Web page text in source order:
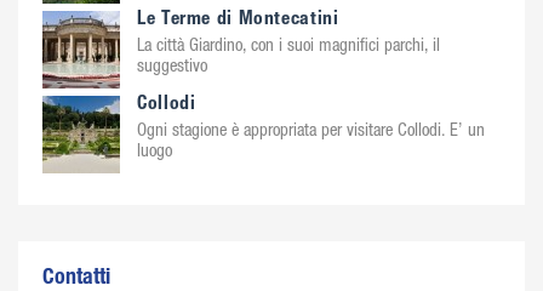
Le Terme di Montecatini
La città Giardino, con i suoi magnifici parchi, il
suggestivo
Collodi
Ogni stagione è appropriata per visitare Collodi. E’ un
luogo
Contatti